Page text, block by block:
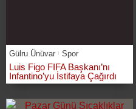
Gülru Ünüvar Spor
Luis Figo FIFA Başkanı’nı
Infantino’yu İstifaya Çağırdı